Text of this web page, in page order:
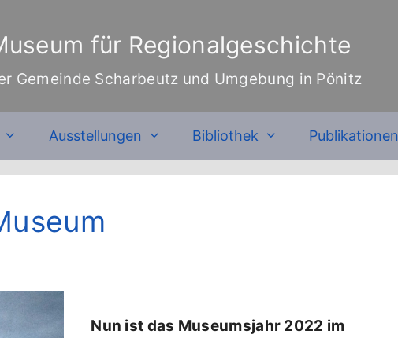
für Regionalgeschichte
Gemeinde Scharbeutz und Umgebung in Pönitz
Ausstellungen Bibliothek Publikationen
Nun ist das Museumsjahr 2022 im